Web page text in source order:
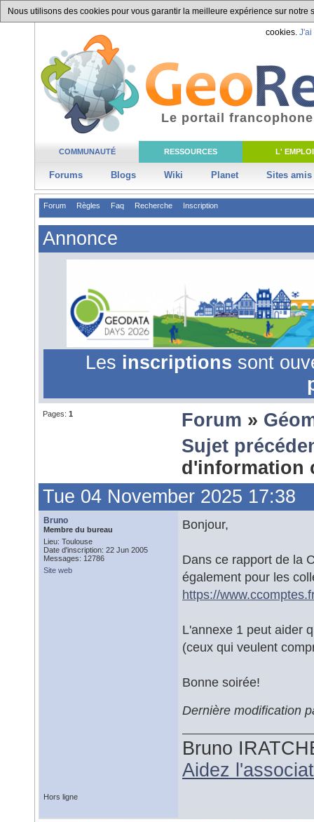
Nous utilisons des cookies pour vous garantir la meilleure expérience sur
cookies. J'ai
COMMUNAUTÉ RESSOURCES L' EMPLOI
Forums Blogs Wiki Planet Sites amis
Le portail
Forum Règles Faq Recherche Inscription
Annonce
Les inscriptions sont
Pages: 1 Forum »
Sujet
Tue 04 November 2025 17:38
Bruno
Membre du bureau
Lieu: Toulouse
Date d'inscription: 22 Jun 2005
Messages: 12786
Site web
Bonjour,
Dans ce rapport de la
également pour les
https://
L'annexe 1 peut aider
(ceux qui veulent
Bonne soirée!
Dernière modification
Bruno
Aidez
Hors ligne